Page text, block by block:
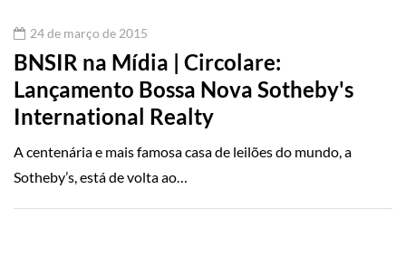
24 de março de 2015
BNSIR na Mídia | Circolare:
Lançamento Bossa Nova Sotheby's
International Realty
A centenária e mais famosa casa de leilões do mundo, a
Sotheby’s, está de volta ao…